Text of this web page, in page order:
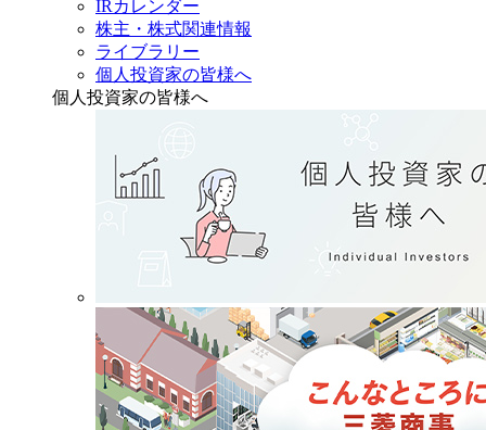
IRカレンダー
株主・株式関連情報
ライブラリー
個人投資家の皆様へ
個人投資家の皆様へ